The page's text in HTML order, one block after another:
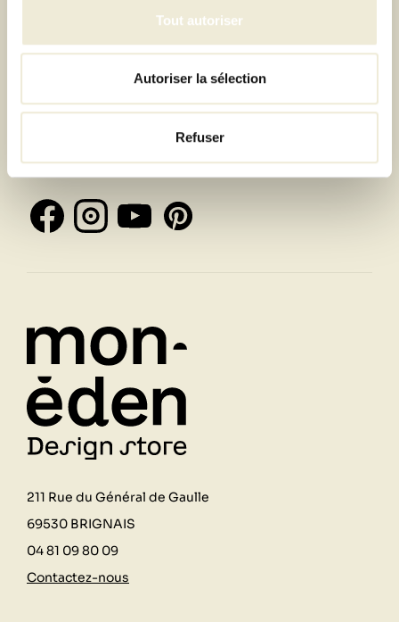
Tout autoriser
Autoriser la sélection
Refuser
Suivez-nous
Inscrivez-vous à la newsletter et recevez toutes les
offres & exclusivités
211 Rue du Général de Gaulle
69530 BRIGNAIS
04 81 09 80 09
Contactez-nous